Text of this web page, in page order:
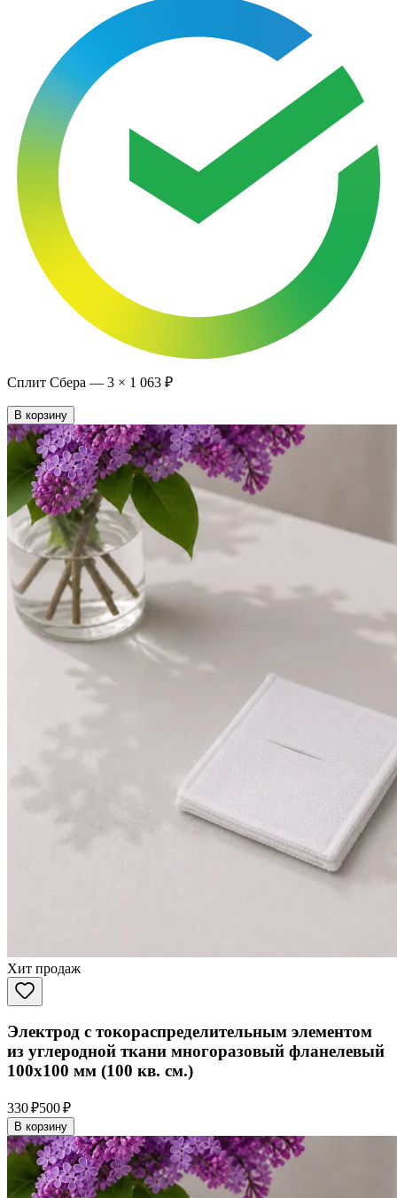
Сплит Сбера — 3 × 1 063 ₽
В корзину
Хит продаж
Электрод с токораспределительным элементом
из углеродной ткани многоразовый фланелевый
100x100 мм (100 кв. см.)
330 ₽500 ₽
В корзину